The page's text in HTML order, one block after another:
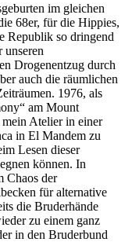
im gleichen
68er, für die Hippies,
Republik so dringend
unseren
Drogenentzug durch
auch die räumlichen
1976, als
am Mount
Atelier in einer
in El Mandem zu
Lesen dieser
können. In
Chaos der
für alternative
die Bruderhände
zu einem ganz
in den Bruderbund